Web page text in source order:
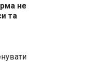
не
та